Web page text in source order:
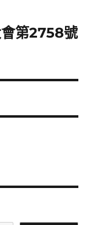
第2758號